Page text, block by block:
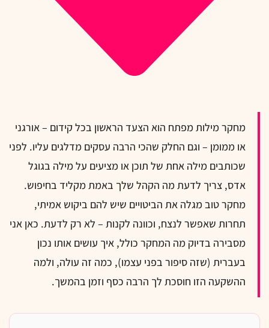
מחקר מילות מפתח הוא הצעד הראשון בכל קידום – אורגני
או ממומן – וגם החלק שהכי הרבה עסקים מדלגים עליו. לפני
שכותבים מילה אחת של תוכן או מציעים על מילה בגוגל
אדס, צריך לדעת מה הקהל שלך באמת מקליד בחיפוש.
מחקר טוב מגלה את הביטויים שיש להם ביקוש אמיתי,
תחרות שאפשר לנצח, וכוונה לקנות – לא רק לדעת. כאן אני
מסבירה בדיוק מה המחקר כולל, איך עושים אותו נכון
בעברית (שזה סיפור בפני עצמו), כמה זה עולה, ולמה
ההשקעה הזו חוסכת לך הרבה כסף וזמן בהמשך.